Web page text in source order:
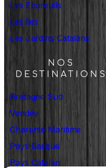
Les Ecureuils
Les îles
Les Jardins Catalans
NOS
DESTINATIONS
Bretagne Sud
Vendée
Charente Maritime
Pays Basque
Pays Catalan